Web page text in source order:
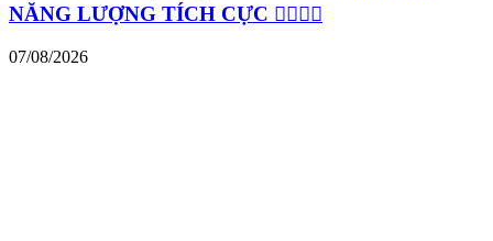
NĂNG LƯỢNG TÍCH CỰC 🏃‍♀️🏃‍♂️
07/08/2026